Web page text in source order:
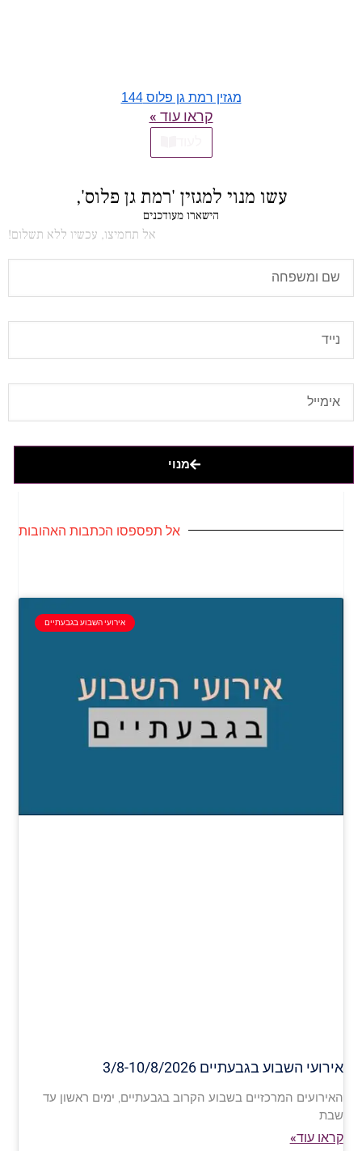
מגזין רמת גן פלוס 144
קראו עוד »
עשו מנוי למגזין 'רמת גן פלוס',
הישארו מעודכנים
אל תחמיצו, עכשיו ללא תשלום!
מנוי
אל תפספסו הכתבות האהובות
אירועי השבוע בגבעתיים
אירועי השבוע בגבעתיים 3/8-10/8/2026
האירועים המרכזיים בשבוע הקרוב בגבעתיים, ימים ראשון עד
שבת
קראו עוד»